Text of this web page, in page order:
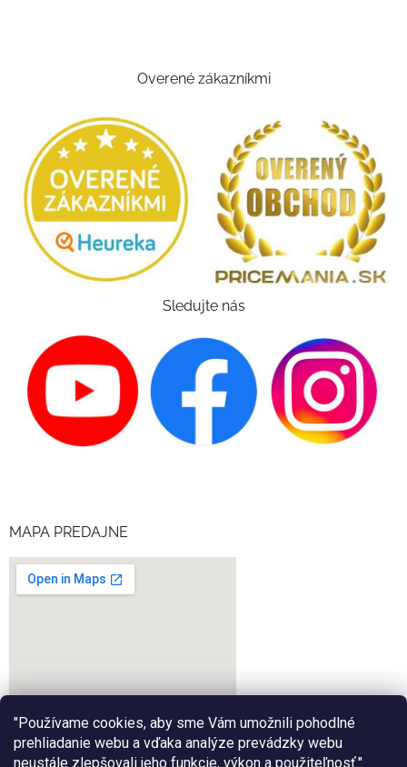
"Používame cookies, aby sme Vám umožnili pohodlné
prehliadanie webu a vďaka analýze prevádzky webu
neustále zlepšovali jeho funkcie, výkon a použiteľnosť."
Overené zákazníkmi
Sledujte nás
MAPA PREDAJNE